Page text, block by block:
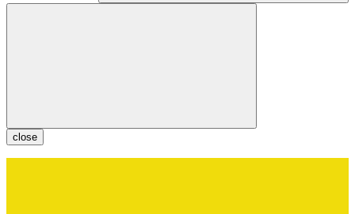
close